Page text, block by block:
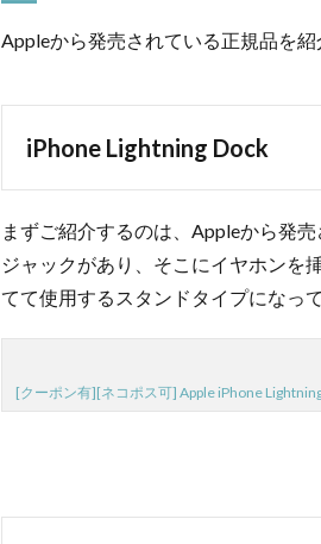
Appleから発売されている正規品を紹
iPhone Lightning Dock
まずご紹介するのは、Appleから発
ジャックがあり、そこにイヤホンを
てて使用するスタンドタイプになっ
[クーポン有][ネコポス可] Apple iPhone